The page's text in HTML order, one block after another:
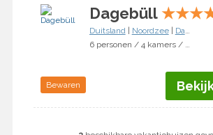
Dagebüll ★★★
Duitsland| Noordzee| Dagebüll
6 personen / 4 kamers / 3 slaapkamers
Bewaren